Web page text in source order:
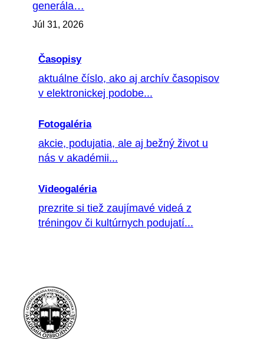
generála…
Júl 31, 2026
Časopisy
aktuálne číslo, ako aj archív časopisov
v elektronickej podobe...
Fotogaléria
akcie, podujatia, ale aj bežný život u
nás v akadémii...
Videogaléria
prezrite si tiež zaujímavé videá z
tréningov či kultúrnych podujatí...